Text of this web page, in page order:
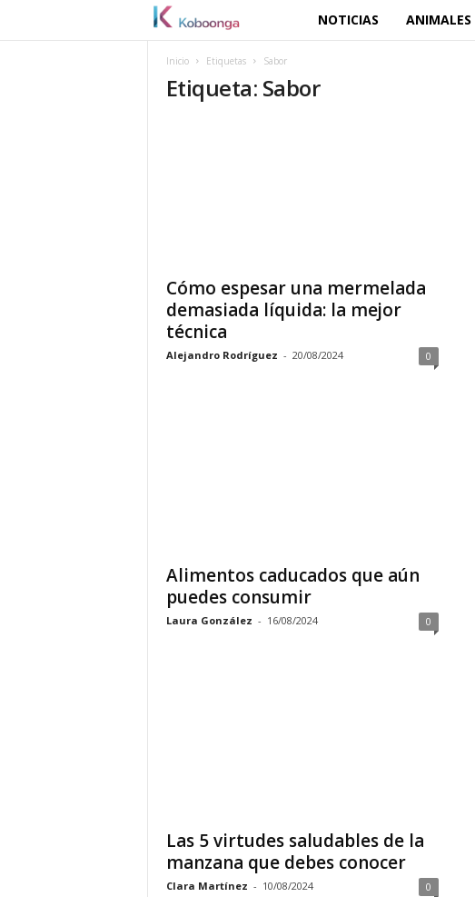
b
a
NOTICIAS ANIMALES
Inicio Etiquetas Sabor
Etiqueta: Sabor
Cómo espesar una mermelada
demasiada líquida: la mejor
técnica
Alejandro Rodríguez - 20/08/2024 0
Alimentos caducados que aún
puedes consumir
Laura González - 16/08/2024 0
Las 5 virtudes saludables de la
manzana que debes conocer
Clara Martínez - 10/08/2024 0